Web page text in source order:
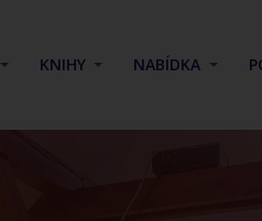
KNIHY NABÍDKA